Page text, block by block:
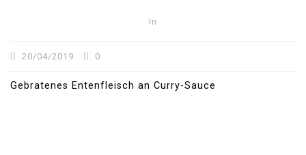
In
20/04/2019 0
Gebratenes Entenfleisch an Curry-Sauce